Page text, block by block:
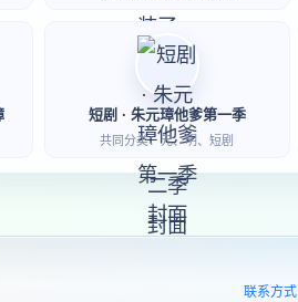
短剧 · 朱元璋他爹第一季
共同分类：元、明、短剧
联系方式